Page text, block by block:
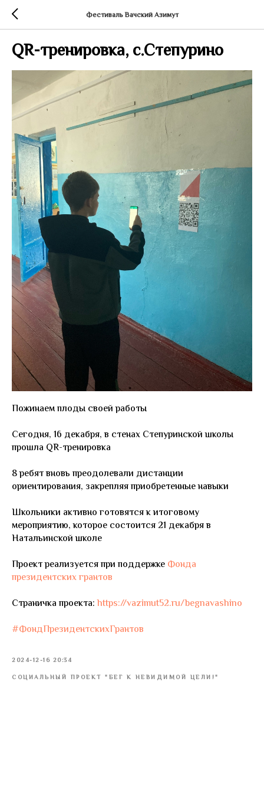
Фестиваль Вачский Азимут
QR-тренировка, с.Степурино
Пожинаем плоды своей работы
Сегодня, 16 декабря, в стенах Степуринской школы
прошла QR-тренировка
8 ребят вновь преодолевали дистанции
ориентирования, закрепляя приобретенные навыки
Школьники активно готовятся к итоговому
мероприятию, которое состоится 21 декабря в
Натальинской школе
Проект реализуется при поддержке Фонда
президентских грантов
Страничка проекта:https://vazimut52.ru/begnavashino
#ФондПрезидентскихГрантов
2024-12-16 20:34
СОЦИАЛЬНЫЙ ПРОЕКТ "БЕГ К НЕВИДИМОЙ ЦЕЛИ!"